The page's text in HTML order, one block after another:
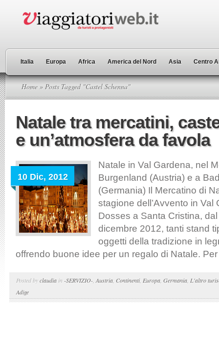
Italia Europa Africa America del Nord Asia Centro
Home » Posts Tagged "Castel Schenna"
Natale tra mercatini,
e un’atmosfera da favola
10 Dic, 2012
Natale in Val Gardena, nel
Burgenland (Austria) e a
(Germania) Il Mercatino di
stagione dell’Avvento in Val
Dosses a Santa Cristina,
dicembre 2012, tanti stand
oggetti della tradizione in
offrendo buone idee per un regalo di Natale. Per
Posted byclaudia in -SERVIZIO- Austria Continenti, Europa Germania L'altro
Adige